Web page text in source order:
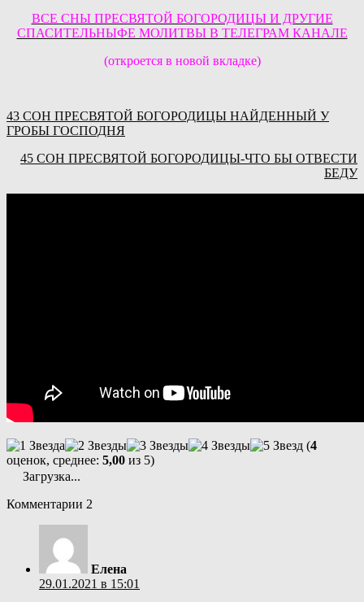
ВСЕ СНЫ ПРЕСВЯТОЙ БОГОРОДИЦЫ И ДРУГИЕ
СПАСИТЕЛЬНЫФЕ МОЛИТВЫ В ТЕЛЕГРАМ КАНАЛЕ
(откроется в новой вкладке)
43 СОН ПРЕСВЯТОЙ БОГОРОДИЦЫ НАЙДЕННЫЙ У
ГРОБЫ ГОСПОДНЯ
45 СОН ПРЕСВЯТОЙ БОГОРОДИЦЫ-ЧТО БЫ ОТВЕСТИ
БЕДУ
(4
оценок, среднее: 5,00 из 5)
Загрузка...
Комментарии 2
Елена
29.01.2021 в 15:01